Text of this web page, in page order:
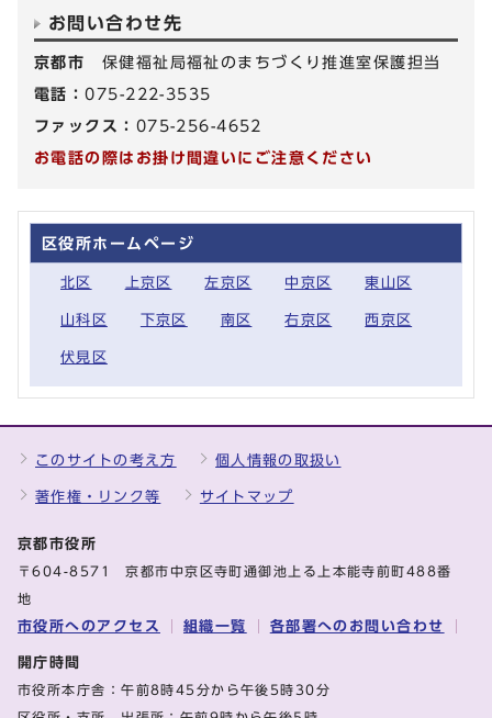
お問い合わせ先
京都市 保健福祉局福祉のまちづくり推進室保護担当
電話：075-222-3535
ファックス： 075-256-4652
お電話の際はお掛け間違いにご注意ください
区役所ホームページ
北区 上京区 左京区 中京区 東山区
山科区 下京区 南区 右京区 西京区
伏見区
このサイトの考え方 個人情報の取扱い
著作権・リンク等 サイトマップ
京都市役所
〒604-8571 京都市中京区寺町通御池上る上本能寺前町488番
地
市役所へのアクセス 組織一覧 各部署へのお問い合わせ
開庁時間
市役所本庁舎：午前8時45分から午後5時30分